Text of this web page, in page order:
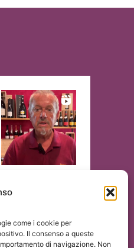
come i cookie per
Il consenso a queste
di navigazione. Non